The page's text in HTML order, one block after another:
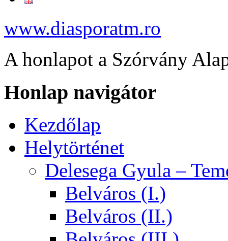
www.diasporatm.ro
A honlapot a Szórvány
Honlap navigátor
Kezdőlap
Helytörténet
Delesega Gyula –
Belváros (I.)
Belváros (II.)